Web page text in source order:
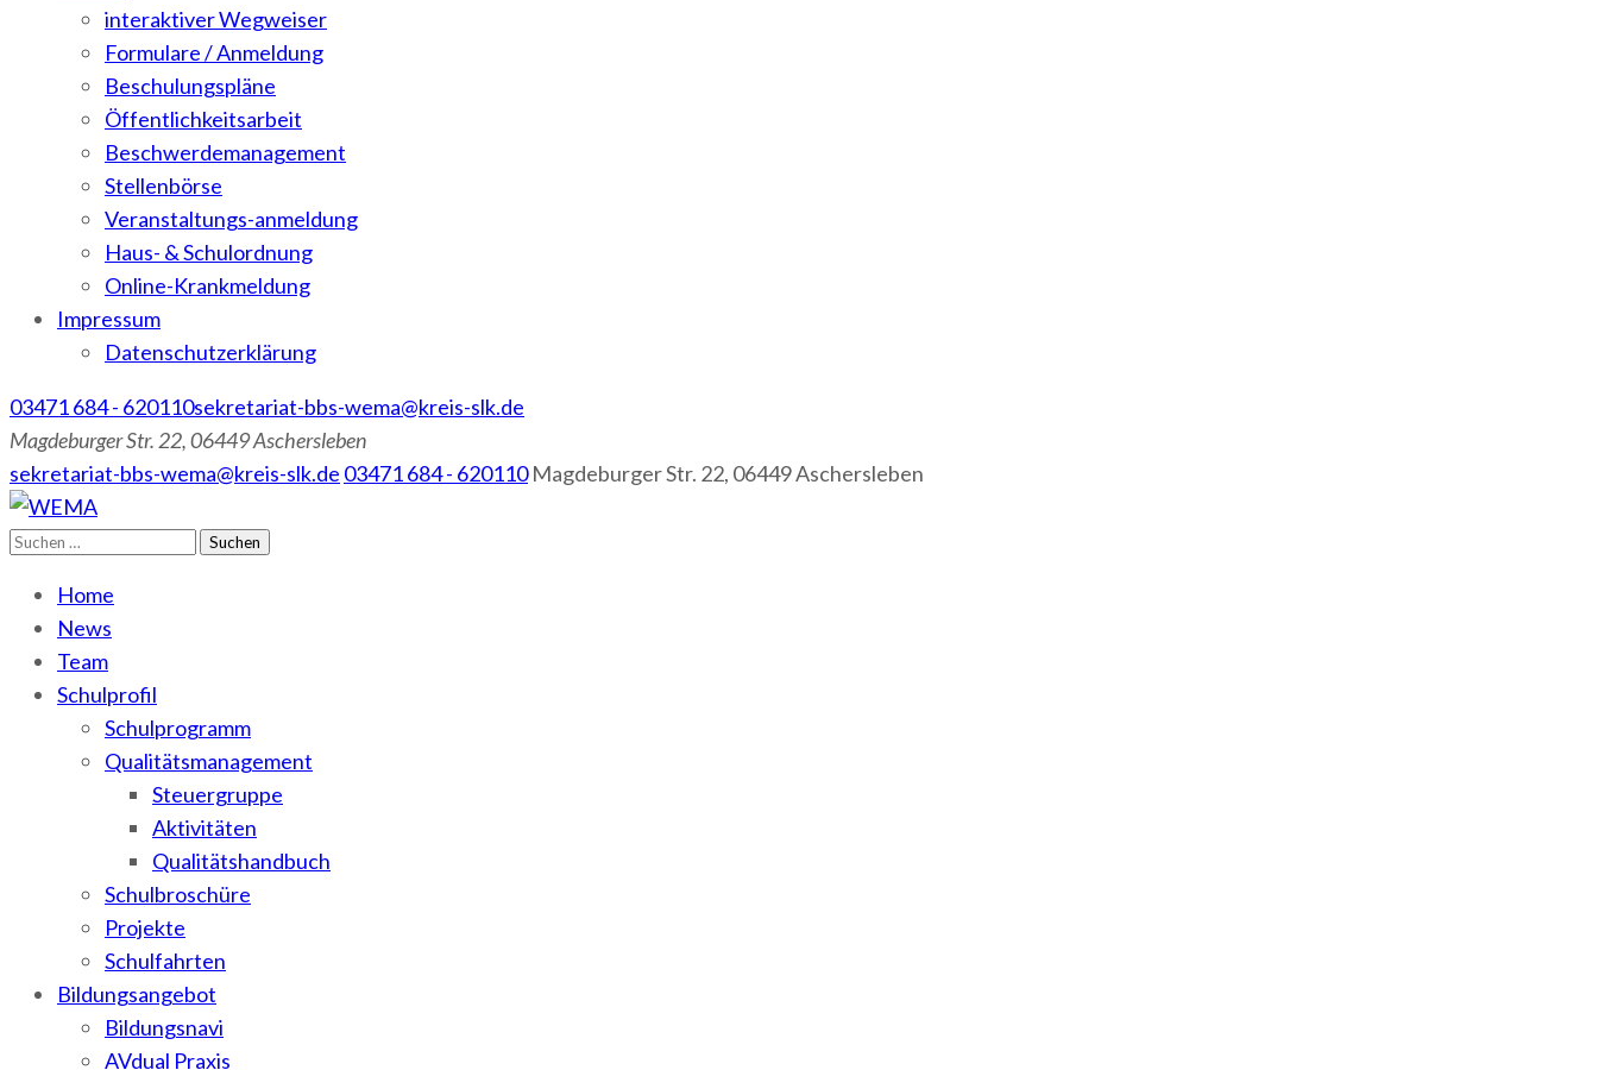
interaktiver Wegweiser
Formulare / Anmeldung
Beschulungspläne
Öffentlichkeitsarbeit
Beschwerdemanagement
Stellenbörse
Veranstaltungs-anmeldung
Haus- & Schulordnung
Online-Krankmeldung
Impressum
Datenschutzerklärung
03471 684 - 620110sekretariat-bbs-wema@kreis-slk.de
Magdeburger Str. 22, 06449 Aschersleben
sekretariat-bbs-wema@kreis-slk.de 03471 684 - 620110 Magdeburger Str. 22, 06449 Aschersleben
WEMA
BbS I des Salzlandkreises
Suchen
Home
News
Team
Schulprofil
Schulprogramm
Qualitätsmanagement
Steuergruppe
Aktivitäten
Qualitätshandbuch
Schulbroschüre
Projekte
Schulfahrten
Bildungsangebot
Bildungsnavi
AVdual Praxis